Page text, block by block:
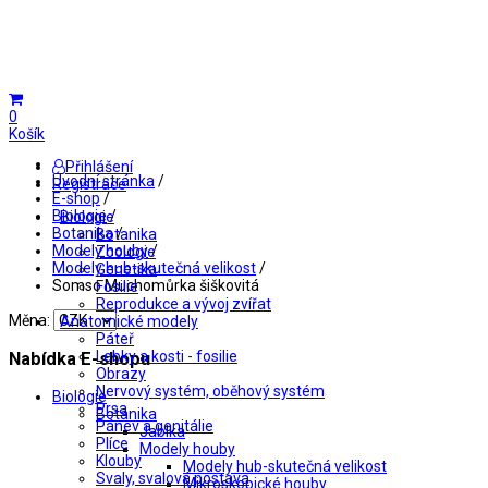
0
Košík
Přihlášení
Registrace
Biologie
Botanika
Zoologie
Genetika
Fosilie
Reprodukce a vývoj zvířat
Anatomické modely
Páteř
Lebky a kosti - fosilie
Obrazy
Nervový systém, oběhový systém
Prsa
Pánev a genitálie
Plíce
Klouby
Svaly, svalová postava
Úvodní stránka /
E-shop /
Biologie/
Botanika/
Modely houby/
Modely hub-skutečná velikost/
Somso Muchomůrka šiškovitá
Měna:
Nabídka E-shopu
Biologie
Botanika
Jablka
Modely houby
Modely hub-skutečná velikost
Mikroskopické houby